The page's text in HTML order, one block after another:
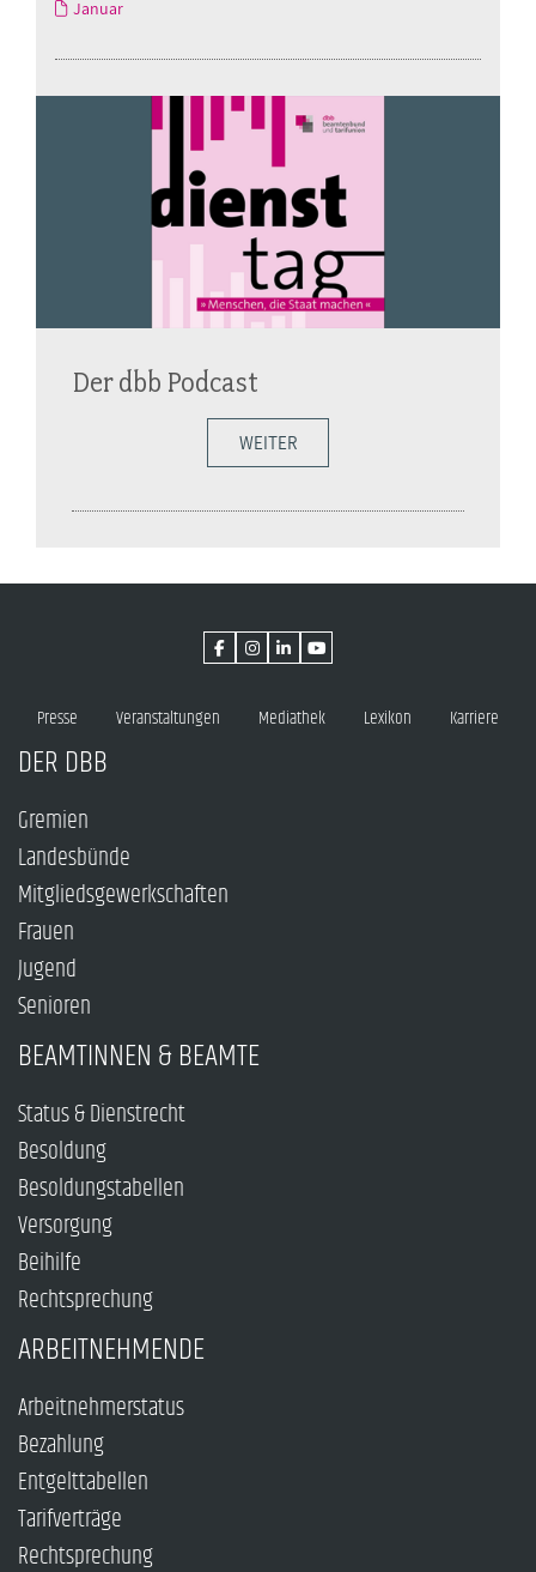
Januar
Der dbb Podcast
WEITER
Presse Veranstaltungen Mediathek Lexikon Karriere
DER DBB
Gremien
Landesbünde
Mitgliedsgewerkschaften
Frauen
Jugend
Senioren
BEAMTINNEN & BEAMTE
Status & Dienstrecht
Besoldung
Besoldungstabellen
Versorgung
Beihilfe
Rechtsprechung
ARBEITNEHMENDE
Arbeitnehmerstatus
Bezahlung
Entgelttabellen
Tarifverträge
Rechtsprechung